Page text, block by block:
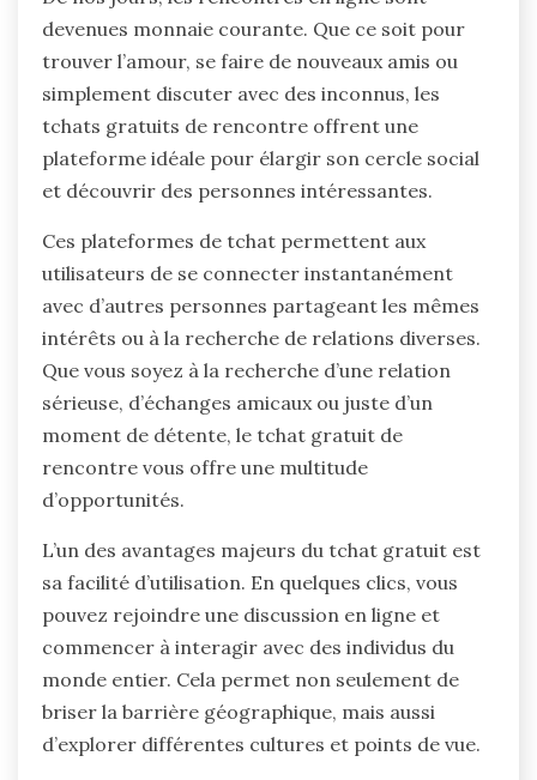
devenues monnaie courante. Que ce soit pour
trouver l’amour, se faire de nouveaux amis ou
simplement discuter avec des inconnus, les
tchats gratuits de rencontre offrent une
plateforme idéale pour élargir son cercle social
et découvrir des personnes intéressantes.
Ces plateformes de tchat permettent aux
utilisateurs de se connecter instantanément
avec d’autres personnes partageant les mêmes
intérêts ou à la recherche de relations diverses.
Que vous soyez à la recherche d’une relation
sérieuse, d’échanges amicaux ou juste d’un
moment de détente, le tchat gratuit de
rencontre vous offre une multitude
d’opportunités.
L’un des avantages majeurs du tchat gratuit est
sa facilité d’utilisation. En quelques clics, vous
pouvez rejoindre une discussion en ligne et
commencer à interagir avec des individus du
monde entier. Cela permet non seulement de
briser la barrière géographique, mais aussi
d’explorer différentes cultures et points de vue.